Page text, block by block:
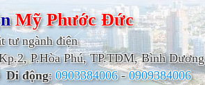
Mỹ PhướcĐức
tư ngành điện
P.Hòa Phú, TP.TDM, Bình Dương
Di động:0903384006-0909384006